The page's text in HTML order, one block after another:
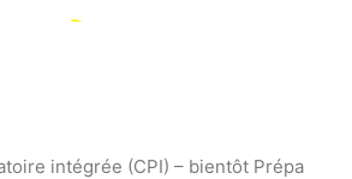
intégrée (CPI) – bientôt Prépa